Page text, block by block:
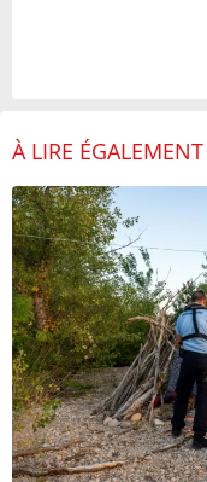
À LIRE ÉGALEMENT